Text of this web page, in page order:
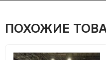
ПОХОЖИЕ